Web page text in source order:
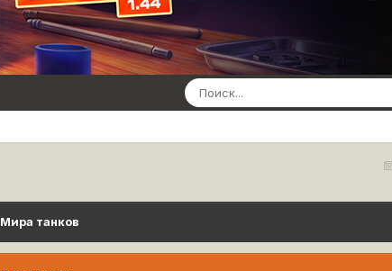
танков